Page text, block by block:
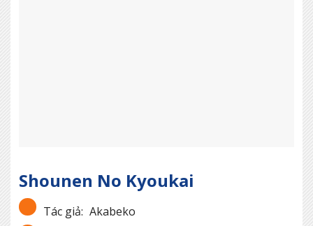
Shounen No Kyoukai
Tác giả: Akabeko